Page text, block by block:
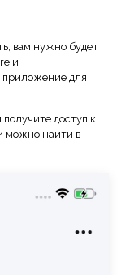
вам нужно будет
и
приложение для
доступ к
можно найти в